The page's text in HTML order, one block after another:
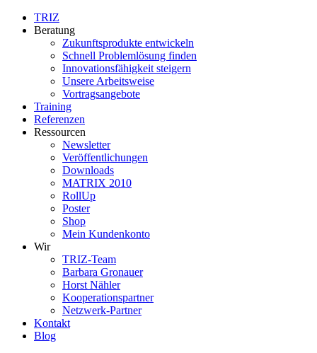
TRIZ
Beratung
Zukunftsprodukte entwickeln
Schnell Problemlösung finden
Innovationsfähigkeit steigern
Unsere Arbeitsweise
Vortragsangebote
Training
Referenzen
Ressourcen
Newsletter
Veröffentlichungen
Downloads
MATRIX 2010
RollUp
Poster
Shop
Mein Kundenkonto
Wir
TRIZ-Team
Barbara Gronauer
Horst Nähler
Kooperationspartner
Netzwerk-Partner
Kontakt
Blog